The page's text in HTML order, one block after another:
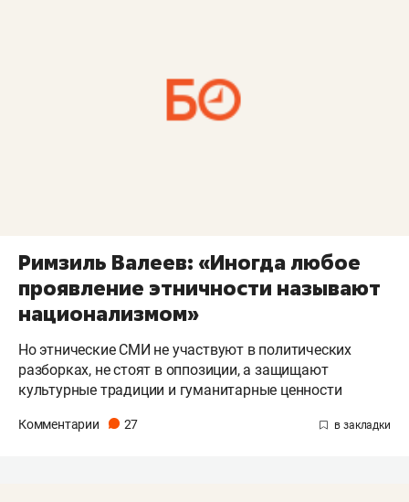
Римзиль Валеев: «Иногда любое
проявление этничности называют
национализмом»
Но этнические СМИ не участвуют в политических
разборках, не стоят в оппозиции, а защищают
культурные традиции и гуманитарные ценности
Комментарии 27